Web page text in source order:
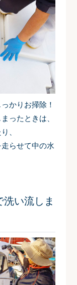
かりお掃除！
ったときは、
、
らせて中の水
い流しま